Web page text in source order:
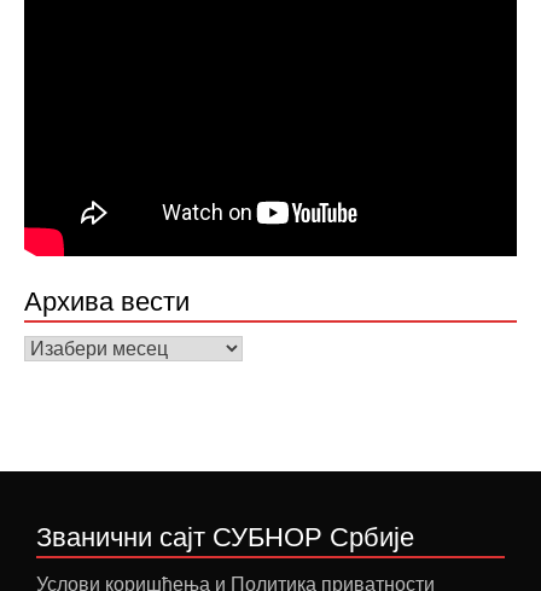
Архива вести
Архива
Званични сајт СУБНОР Србије
Услови коришћења и Политика приватности